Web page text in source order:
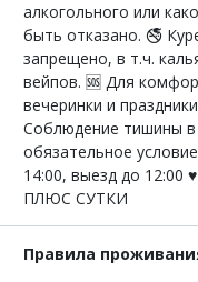
алкогольного или
быть отказано. 🚭
запрещено, в т.ч.
вейпов. 🆘 Для
вечеринки и
Соблюдение тишины в
обязательное
14:00, выезд до 12:00
ПЛЮС СУТКИ
Правила